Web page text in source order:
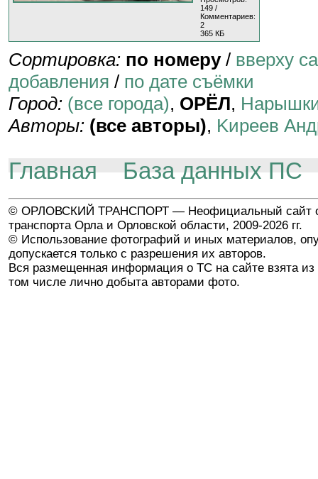
149 /
Комментариев:
2
365 КБ
Сортировка: по номеру/ вверху
добавления / по дате съёмки
Город: (все города), ОРЁЛ,
Авторы: (все авторы), Kиpeeв
Главная База данных ПС
© ОРЛОВСКИЙ ТРАНСПОРТ — Неофициальный сайт
транспорта Орла и Орловской области, 2009-2026 гг.
© Использование фотографий и иных материалов,
допускается только с разрешения их авторов.
Вся размещенная информация о ТС на сайте взята из
том числе лично добыта авторами фото.